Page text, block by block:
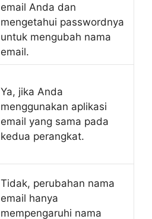
email Anda dan
mengetahui passwordnya
untuk mengubah nama
email.
Ya, jika Anda
menggunakan aplikasi
email yang sama pada
kedua perangkat.
Tidak, perubahan nama
email hanya
mempengaruhi nama